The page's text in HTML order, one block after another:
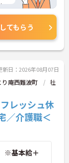
てもらう
新日：2026年08月07日
り庵西難波町
社
レッシュ休
／介護職＜
基本給＋